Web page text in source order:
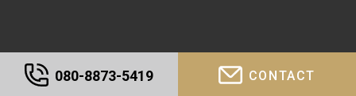
080-8873-5419 CONTACT
Copyright ©Freemotion Inc. All Rights Reserved.